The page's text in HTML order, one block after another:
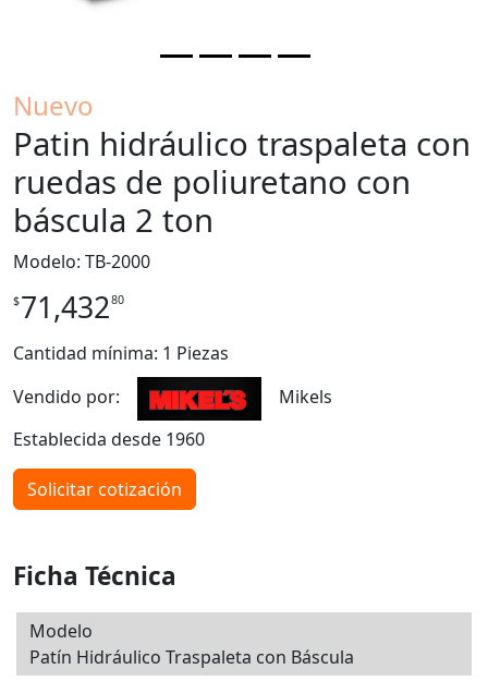
Nuevo
Patin hidráulico traspaleta con
ruedas de poliuretano con
báscula 2 ton
Modelo: TB-2000
$71,43280
Cantidad mínima: 1 Piezas
Vendido por:
Mikels
Establecida desde 1960
Solicitar cotización
Ficha Técnica
Modelo
Patín Hidráulico Traspaleta con Báscula